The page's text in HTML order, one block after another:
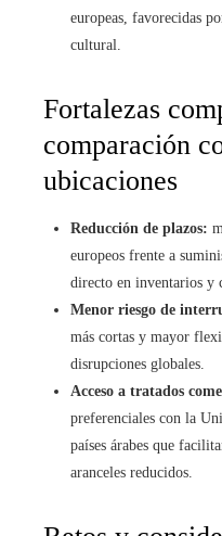
europeas, favorecidas
cultural.
Fortalezas
comparación
ubicaciones
Reducción de plazos:
europeos frente a
directo en inventarios y
Menor riesgo de
más cortas y mayor
disrupciones globales.
Acceso a tratados
preferenciales con la
países árabes que
aranceles reducidos.